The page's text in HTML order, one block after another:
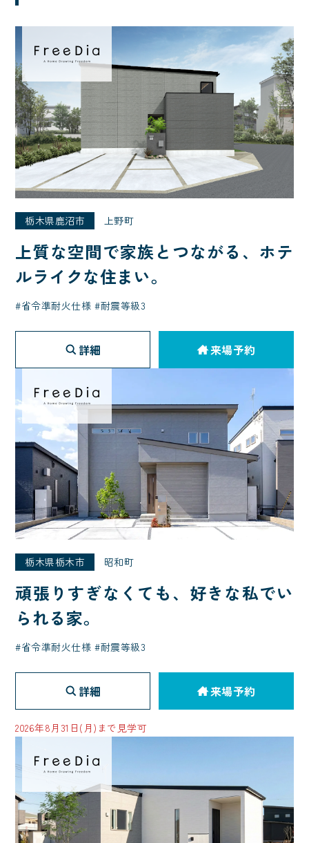
栃木県鹿沼市 上野町
上質な空間で家族とつながる、ホテ
ルライクな住まい。
省令準耐火仕様 耐震等級3
詳細 来場予約
栃木県栃木市 昭和町
頑張りすぎなくても、好きな私でい
られる家。
省令準耐火仕様 耐震等級3
詳細 来場予約
2026年8月31日(月)まで見学可